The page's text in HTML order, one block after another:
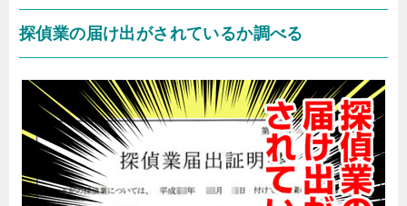
探偵業の届け出がされているか調べる